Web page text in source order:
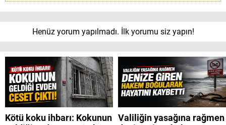
Henüz yorum yapılmadı. İlk yorumu siz yapın!
Kötü koku ihbarı: Kokunun Valiliğin yasağına rağmen